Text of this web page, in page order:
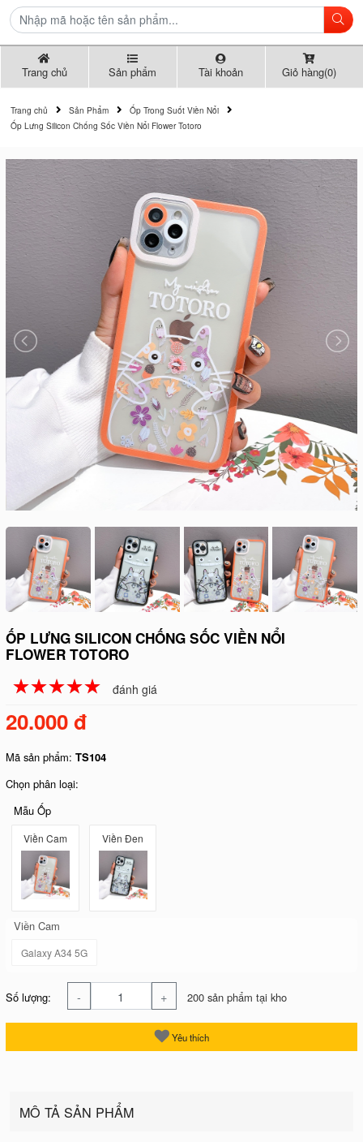
Trang chủ Sản phẩm Tài khoản Giỏ hàng(0)
Trang chủ Sản Phẩm
Ốp Trong Suốt Viền Nổi
Ốp Lưng Silicon Chống Sốc Viền Nổi Flower Totoro
ỐP LƯNG SILICON CHỐNG SỐC VIỀN NỔI
FLOWER TOTORO
☆☆☆☆☆
★★★★★ đánh giá
20.000 đ
Mã sản phẩm:TS104
Chọn phân loại:
Mẫu Ốp
Viền Cam Viền Đen
Viền Cam
Galaxy A34 5G
Số lượng: - + 200 sản phẩm tại kho
Yêu thích
MÔ TẢ SẢN PHẨM